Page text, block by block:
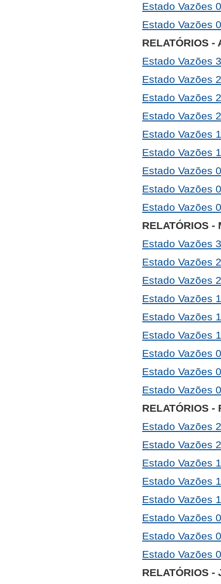
Estado Vazões
Estado Vazões
RELATÓRIOS -
Estado Vazões
Estado Vazões
Estado Vazões
Estado Vazões
Estado Vazões
Estado Vazões
Estado Vazões
Estado Vazões
Estado Vazões
RELATÓRIOS -
Estado Vazões
Estado Vazões
Estado Vazões
Estado Vazões
Estado Vazões
Estado Vazões
Estado Vazões
Estado Vazões
Estado Vazões
RELATÓRIOS -
Estado Vazões
Estado Vazões
Estado Vazões
Estado Vazões
Estado Vazões
Estado Vazões
Estado Vazões
Estado Vazões
RELATÓRIOS -